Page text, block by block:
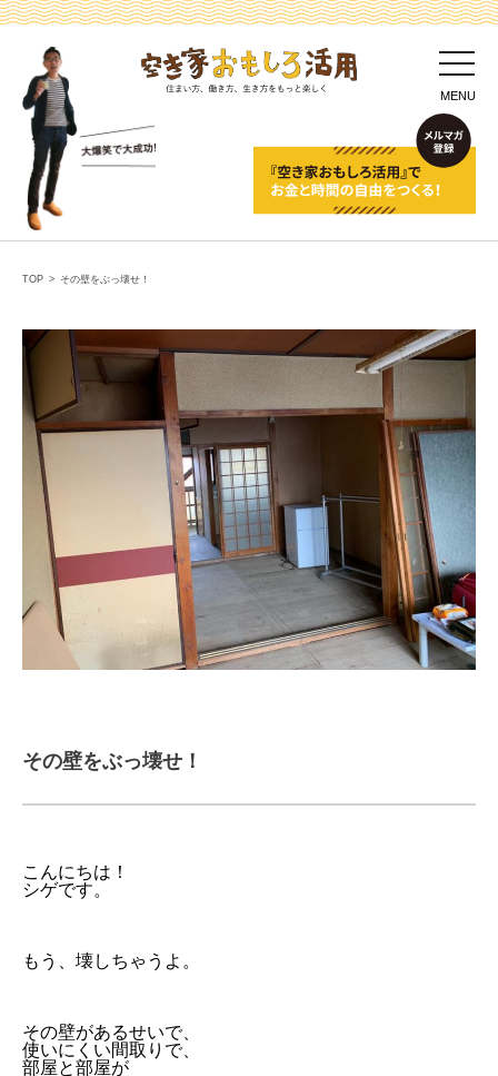
MENU
TOP > その壁をぶっ壊せ！
その壁をぶっ壊せ！
こんにちは！
シゲです。
もう、壊しちゃうよ。
その壁があるせいで、
使いにくい間取りで、
部屋と部屋が